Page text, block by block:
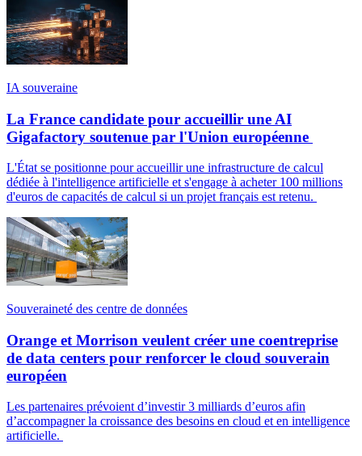
IA souveraine
La France candidate pour accueillir une AI
Gigafactory soutenue par l'Union européenne
L'État se positionne pour accueillir une infrastructure de calcul
dédiée à l'intelligence artificielle et s'engage à acheter 100 millions
d'euros de capacités de calcul si un projet français est retenu.
Souveraineté des centre de données
Orange et Morrison veulent créer une coentreprise
de data centers pour renforcer le cloud souverain
européen
Les partenaires prévoient d’investir 3 milliards d’euros afin
d’accompagner la croissance des besoins en cloud et en intelligence
artificielle.